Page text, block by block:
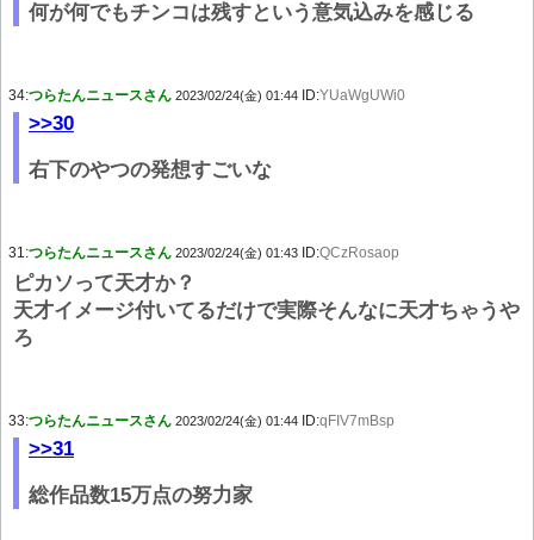
何が何でもチンコは残すという意気込みを感じる
34:つらたんニュースさん 2023/02/24(金) 01:44 ID:YUaWgUWi0
>>30
右下のやつの発想すごいな
31:つらたんニュースさん 2023/02/24(金) 01:43 ID:QCzRosaop
ピカソって天才か？
天才イメージ付いてるだけで実際そんなに天才ちゃうや
ろ
33:つらたんニュースさん 2023/02/24(金) 01:44 ID:qFIV7mBsp
>>31
総作品数15万点の努力家